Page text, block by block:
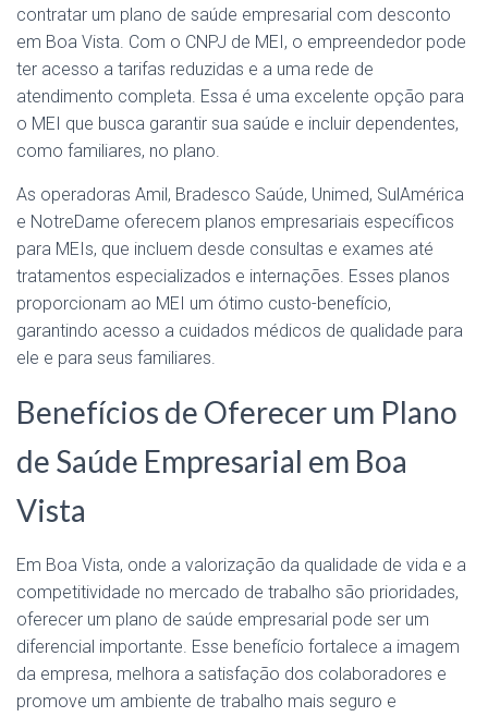
contratar um plano de saúde empresarial com desconto
em Boa Vista. Com o CNPJ de MEI, o empreendedor pode
ter acesso a tarifas reduzidas e a uma rede de
atendimento completa. Essa é uma excelente opção para
o MEI que busca garantir sua saúde e incluir dependentes,
como familiares, no plano.
As operadoras Amil, Bradesco Saúde, Unimed, SulAmérica
e NotreDame oferecem planos empresariais específicos
para MEIs, que incluem desde consultas e exames até
tratamentos especializados e internações. Esses planos
proporcionam ao MEI um ótimo custo-benefício,
garantindo acesso a cuidados médicos de qualidade para
ele e para seus familiares.
Benefícios de Oferecer um Plano
de Saúde Empresarial em Boa
Vista
Em Boa Vista, onde a valorização da qualidade de vida e a
competitividade no mercado de trabalho são prioridades,
oferecer um plano de saúde empresarial pode ser um
diferencial importante. Esse benefício fortalece a imagem
da empresa, melhora a satisfação dos colaboradores e
promove um ambiente de trabalho mais seguro e